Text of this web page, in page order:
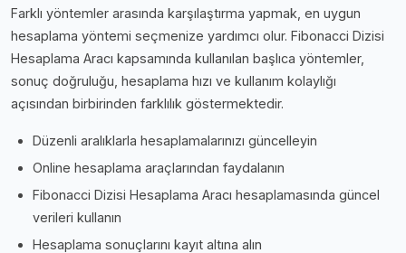
Farklı yöntemler arasında karşılaştırma yapmak, en uygun
hesaplama yöntemi seçmenize yardımcı olur. Fibonacci Dizisi
Hesaplama Aracı kapsamında kullanılan başlıca yöntemler,
sonuç doğruluğu, hesaplama hızı ve kullanım kolaylığı
açısından birbirinden farklılık göstermektedir.
Düzenli aralıklarla hesaplamalarınızı güncelleyin
Online hesaplama araçlarından faydalanın
Fibonacci Dizisi Hesaplama Aracı hesaplamasında güncel
verileri kullanın
Hesaplama sonuçlarını kayıt altına alın